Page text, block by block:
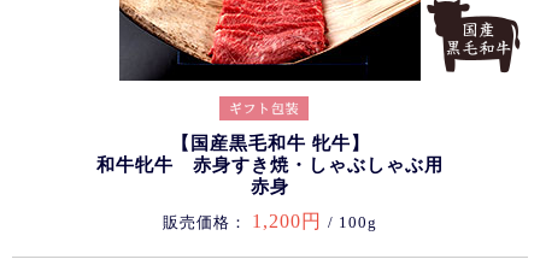
【国産黒毛和牛 牝牛】
和牛牝牛 赤身すき焼・しゃぶしゃぶ用
赤身
販売価格： 1,200円 / 100g